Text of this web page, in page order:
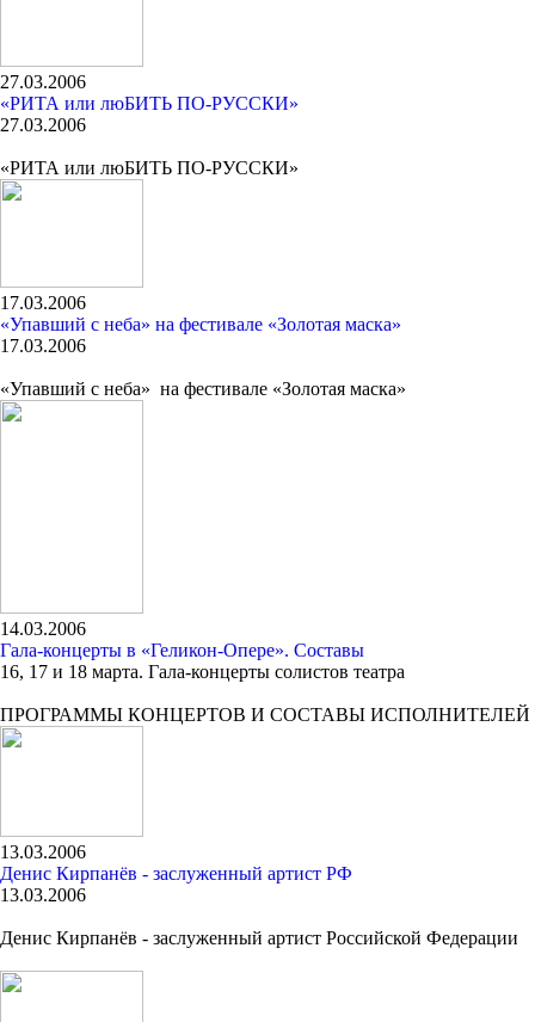
27.03.2006
«РИТА или люБИТЬ ПО-РУССКИ»
27.03.2006
«РИТА или люБИТЬ ПО-РУССКИ»
17.03.2006
«Упавший с неба» на фестивале «Золотая маска»
17.03.2006
«Упавший с неба» на фестивале «Золотая маска»
14.03.2006
Гала-концерты в «Геликон-Опере». Составы
16, 17 и 18 марта. Гала-концерты солистов театра
ПРОГРАММЫ КОНЦЕРТОВ И СОСТАВЫ ИСПОЛНИТЕЛЕЙ
13.03.2006
Денис Кирпанёв - заслуженный артист РФ
13.03.2006
Денис Кирпанёв - заслуженный артист Российской Федерации